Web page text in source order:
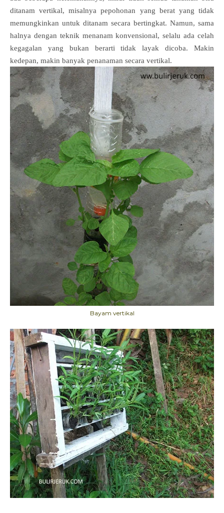
ditanam vertikal, misalnya pepohonan yang berat yang tidak
memungkinkan untuk ditanam secara bertingkat. Namun, sama
halnya dengan teknik menanam konvensional, selalu ada celah
kegagalan yang bukan berarti tidak layak dicoba. Makin
kedepan, makin banyak penanaman secara vertikal.
Bayam vertikal